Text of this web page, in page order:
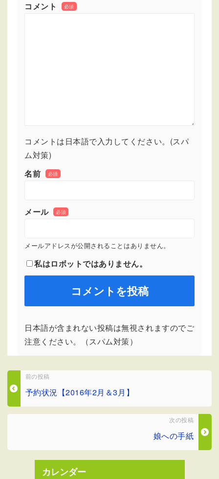
コメント 必須
コメントは日本語で入力してください。(スパ
ム対策)
名前
必須
メール 必須
メールアドレスが公開されることはありません。
私はロボットではありません。
日本語が含まれない投稿は無視されますのでご
注意ください。（スパム対策）
前の投稿
予約状況【2016年2月＆3月】
次の投稿
娘への手紙
カレンダー